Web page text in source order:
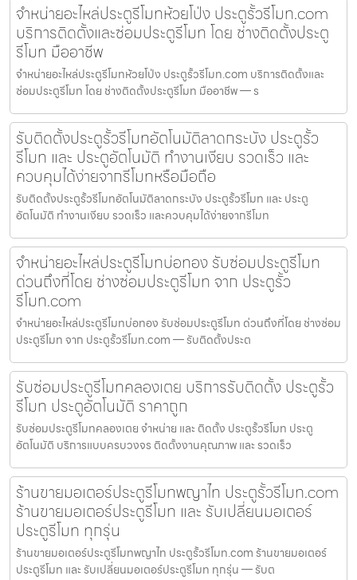
จำหน่ายอะไหล่ประตูรีโมทห้วยโป่ง ประตูรั้วรีโมท.com
บริการติดตั้งและซ่อมประตูรีโมท โดย ช่างติดตั้งประตู
รีโมท มืออาชีพ
จำหน่ายอะไหล่ประตูรีโมทห้วยโป่ง ประตูรั้วรีโมท.com บริการติดตั้งและ
ซ่อมประตูรีโมท โดย ช่างติดตั้งประตูรีโมท มืออาชีพ — ร
รับติดตั้งประตูรั้วรีโมทอัตโนมัติลาดกระบัง ประตูรั้ว
รีโมท และ ประตูอัตโนมัติ ทำงานเงียบ รวดเร็ว และ
ควบคุมได้ง่ายจากรีโมทหรือมือถือ
รับติดตั้งประตูรั้วรีโมทอัตโนมัติลาดกระบัง ประตูรั้วรีโมท และ ประตู
อัตโนมัติ ทำงานเงียบ รวดเร็ว และควบคุมได้ง่ายจากรีโมท
จำหน่ายอะไหล่ประตูรีโมทบ่อทอง รับซ่อมประตูรีโมท
ด่วนถึงที่โดย ช่างซ่อมประตูรีโมท จาก ประตูรั้ว
รีโมท.com
จำหน่ายอะไหล่ประตูรีโมทบ่อทอง รับซ่อมประตูรีโมท ด่วนถึงที่โดย ช่างซ่อม
ประตูรีโมท จาก ประตูรั้วรีโมท.com — รับติดตั้งประต
รับซ่อมประตูรีโมทคลองเตย บริการรับติดตั้ง ประตูรั้ว
รีโมท ประตูอัตโนมัติ ราคาถูก
รับซ่อมประตูรีโมทคลองเตย จำหน่าย และ ติดตั้ง ประตูรั้วรีโมท ประตู
อัตโนมัติ บริการแบบครบวงจร ติดตั้งงานคุณภาพ และ รวดเร็ว
ร้านขายมอเตอร์ประตูรีโมทพญาไท ประตูรั้วรีโมท.com
ร้านขายมอเตอร์ประตูรีโมท และ รับเปลี่ยนมอเตอร์
ประตูรีโมท ทุกรุ่น
ร้านขายมอเตอร์ประตูรีโมทพญาไท ประตูรั้วรีโมท.com ร้านขายมอเตอร์
ประตูรีโมท และ รับเปลี่ยนมอเตอร์ประตูรีโมท ทุกรุ่น — รับต